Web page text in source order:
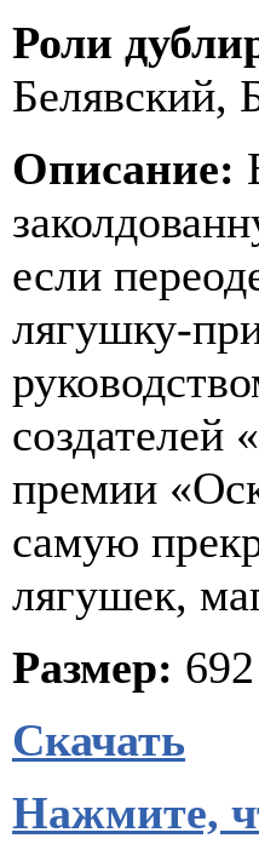
Роли
Белявский,
Описание:
если
лягушку-
создателей
премии
самую
лягушек,
Размер:
Скачать
Нажмите,